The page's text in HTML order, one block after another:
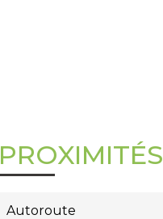
PROXIMITÉS
Autoroute